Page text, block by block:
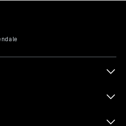
di controllo viene informato
È possibile definire in
essere inoltrati, nonché
l'inoltro rimane attivo e se
critiche.
Performance